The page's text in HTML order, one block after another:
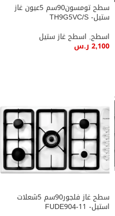
سطح تومسون90سم 5عيون غاز
ستيل- TH9G5VC/S
اسطح, اسطح غاز ستيل
2,100 ر.س
سطح غاز فلجور90سم 5شعلات
استيل- FUDE904-11